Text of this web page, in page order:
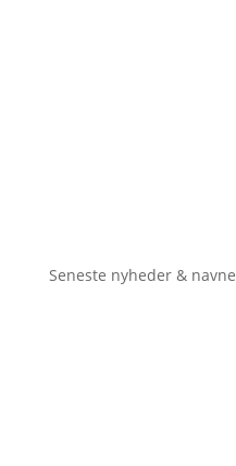
Seneste nyheder & navne